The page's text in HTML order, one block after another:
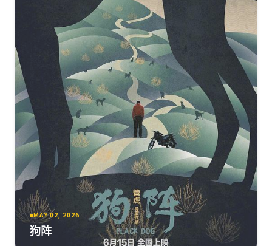
简繁英字幕].2026.2160p.HQ.WEB-DL.H265.DV.DTS5.1-
[23.46GB] 复制 下载
熊猫计划之部落奇遇记[60帧率版本][高码版][国语音轨/简
繁英字幕].2026.2160p.HQ.WEB-DL.H265.60fps.DTS5.1-
DreamHD
复制 下载
熊猫计划之部落奇遇记[60帧率版本][高码版][国语配音/中
文字幕].2026.2160p.WEB-DL.H265.HQ.60fps.DTS5.1-
PandaQT
复制
2160p高码版.HD国语中字无水印.mp4
[17.07G] 下载
MAY 02, 2026
狗阵